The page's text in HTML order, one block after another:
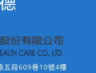
五段609巷10號4樓